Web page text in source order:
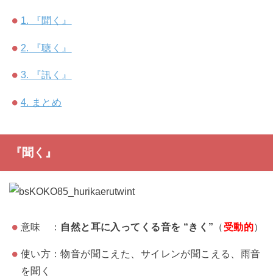
1. 『聞く』
2. 『聴く』
3. 『訊く』
4. まとめ
『聞く』
意味 ： 自然と耳に入ってくる音を “きく” （ 受動的）
使い方：物音が聞こえた、サイレンが聞こえる、雨音
を聞く